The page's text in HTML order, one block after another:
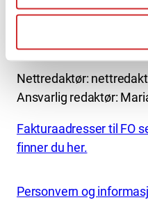
kontor@fo.no
Nettredaktør:
Ansvarlig redaktør:
Fakturaadresser til FO
finner du her.
Personvern og